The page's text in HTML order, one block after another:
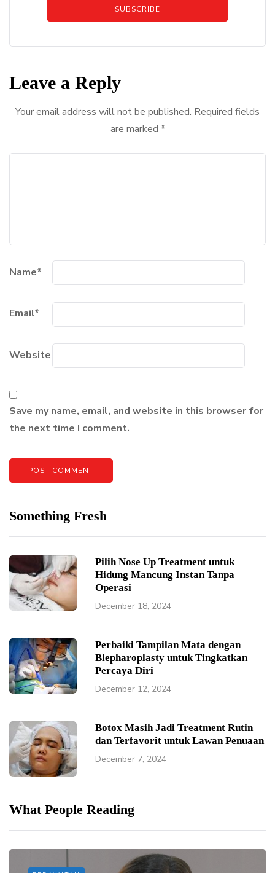
SUBSCRIBE
Leave a Reply
Your email address will not be published. Required fields
are marked *
Name*
Email*
Website
Save my name, email, and website in this browser for
the next time I comment.
Something Fresh
Pilih Nose Up Treatment untuk
Hidung Mancung Instan Tanpa
Operasi
December 18, 2024
Perbaiki Tampilan Mata dengan
Blepharoplasty untuk Tingkatkan
Percaya Diri
December 12, 2024
Botox Masih Jadi Treatment Rutin
dan Terfavorit untuk Lawan Penuaan
December 7, 2024
What People Reading